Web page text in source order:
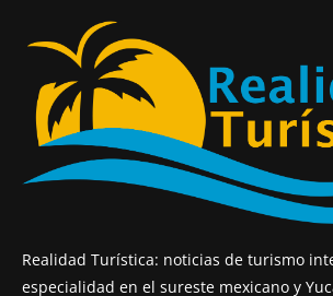
Realidad Turística: noticias de turismo
especialidad en el sureste mexicano y